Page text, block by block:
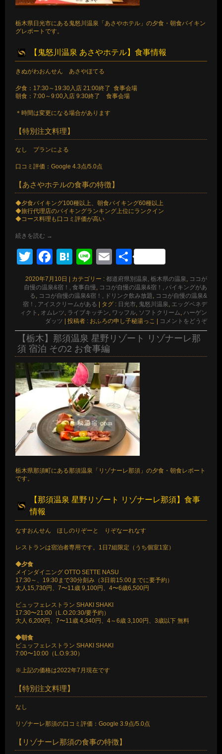
栃木県日光市にある鬼怒川温泉「あさやホテル」の夕食・朝食バイキン
グレポートです。
【鬼怒川温泉 あさやホテル】食事情報
きぬがわおんせん あさやほてる
夕食：17:30～19:30入店 21:00終了 食事会場
朝食：7:00～9:00入店 9:30終了 食事会場
＊時間は変更になる場合があります
【特別注文料理】
なし プランによる
口コミ評価：Google 4.3点/5.0点
【あさやホテルの食事の特徴】
◆夕食バイキング100種以上、朝食バイキング60種以上
◆旅行代理店のバイキングランキング上位にランクイン
◆コース料理も口コミ評価が高い
続きを読む →
Twitter
Facebook
Hatena
LineEmail
共
有
2020年7月10日 | カテゴリー : 都道府県別温泉, 栃木県の温泉
ココが
自慢の温泉&宿！, 食事自慢
ココが自慢の温泉&宿！, バイキングがあ
る
ココが自慢の温泉&宿！, ドリンク飲み放題
ココが自慢の温泉&
宿！, アイスクリームがある | タグ : 日光市 鬼怒川温泉
エッグベネデ
ィクト
オムレツ ライブキッチン ワッフル ソフトクリーム
ハーゲン
ダッツ | 投稿者 : おふろの申し子秘湯っこ | コメントをどうぞ
【栃木】那須温泉 星野リゾート リゾナーレ那
須 宿泊 その2 お食事編
栃木県那須町にある那須温泉「リゾナーレ那須」の夕食・朝食レポート
です。
【那須温泉 星野リゾート リゾナーレ那須】食事
情報
なすおんせん ほしのりぞーと りぞなーれなす
レストランは宿泊者専用です。1日7組限定（うち個室1室）
◆夕食
メインダイニング OTTO SETTE NASU
17:30～、19:30まで30分刻み（3日前15:00までに要予約）
大人15,730円、7〜11歳 9,100円、4〜6歳6,500円
ビュッフェレストラン SHAKI SHAKI
17:30〜21:00（L.O.20:30/要予約）
大人 6,200円、7〜11歳 4,340円、4～6歳 3,100円、3歳以下 無料
◆朝食
ビュッフェレストラン SHAKI SHAKI
7:00〜10:00（L.O.9:30）
※上記の価格は2022年7月現在です
【特別注文料理】
なし
リゾナーレ那須の口コミ評価：Google 3.9点/5.0点
【リゾナーレ那須の食事の特徴】